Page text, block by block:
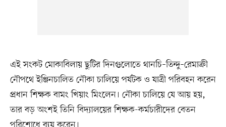
এই সংকট মোকাবিলায় ছুটির দিনগুলোতে থানচি–তিন্দু–রেমাক্রী
নৌপথে ইঞ্জিনচালিত নৌকা চালিয়ে পর্যটক ও যাত্রী পরিবহন করেন
প্রধান শিক্ষক বামং খিয়াং মিংলেন। নৌকা চালিয়ে যে আয় হয়,
তার বড় অংশই তিনি বিদ্যালয়ের শিক্ষক-কর্মচারীদের বেতন